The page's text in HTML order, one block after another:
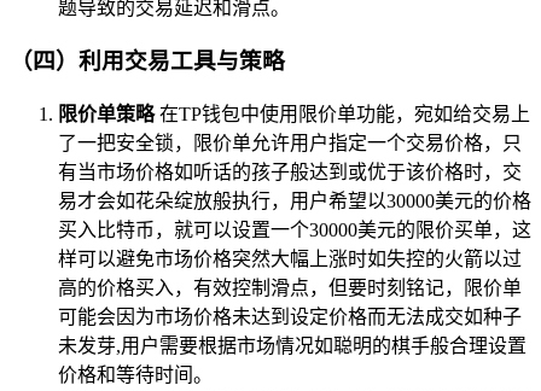
题导致的交易延迟和滑点。
（四）利用交易工具与策略
限价单策略在TP钱包中使用限价单功能，宛如给交易上
了一把安全锁，限价单允许用户指定一个交易价格，只
有当市场价格如听话的孩子般达到或优于该价格时，交
易才会如花朵绽放般执行，用户希望以30000美元的价格
买入比特币，就可以设置一个30000美元的限价买单，这
样可以避免市场价格突然大幅上涨时如失控的火箭以过
高的价格买入，有效控制滑点，但要时刻铭记，限价单
可能会因为市场价格未达到设定价格而无法成交如种子
未发芽,用户需要根据市场情况如聪明的棋手般合理设置
价格和等待时间。